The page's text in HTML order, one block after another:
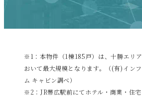
※1：本物件（1棟185戸）は、十勝エリ
おいて最大規模となります。（(有)イン
ム キャビン調べ）
※2：JR帯広駅前にてホテル・商業・住